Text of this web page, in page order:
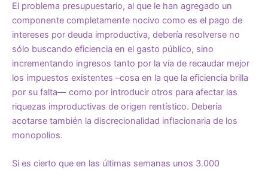
El problema presupuestario, al que le han agregado un
componente completamente nocivo como es el pago de
intereses por deuda improductiva, debería resolverse no
sólo buscando eficiencia en el gasto público, sino
incrementando ingresos tanto por la vía de recaudar mejor
los impuestos existentes –cosa en la que la eficiencia brilla
por su falta— como por introducir otros para afectar las
riquezas improductivas de origen rentístico. Debería
acotarse también la discrecionalidad inflacionaria de los
monopolios.
Si es cierto que en las últimas semanas unos 3.000